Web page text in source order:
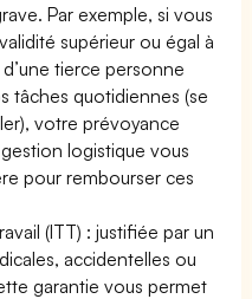
Par exemple, si vous
supérieur ou égal à
tierce personne
tâches quotidiennes (se
votre prévoyance
logistique vous
pour rembourser ces
(ITT) : justifiée par un
accidentelles ou
garantie vous permet